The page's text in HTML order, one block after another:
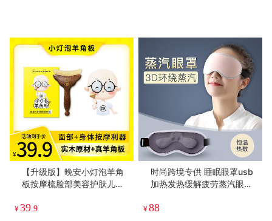
【升级版】晚安小灯泡羊角
板按摩梳脸部美容护肤儿童
¥39 .9
时尚跨境专供 睡眠眼罩usb
加热发热缓解疲劳蒸汽眼罩
¥88